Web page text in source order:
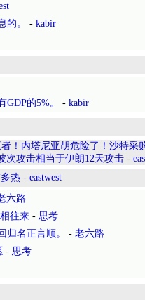
的。
- kabir
的5%。
- kabir
！内塔尼亚胡危险了！沙特采
次攻击相当于伊朗12天攻击 -
热 - eastwest
六路
往来 - 思考
归名正言顺。
- 老六路
- 思考